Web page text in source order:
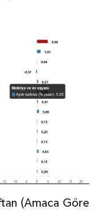
(Amaca Göre